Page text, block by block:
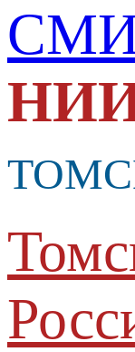
СМИ